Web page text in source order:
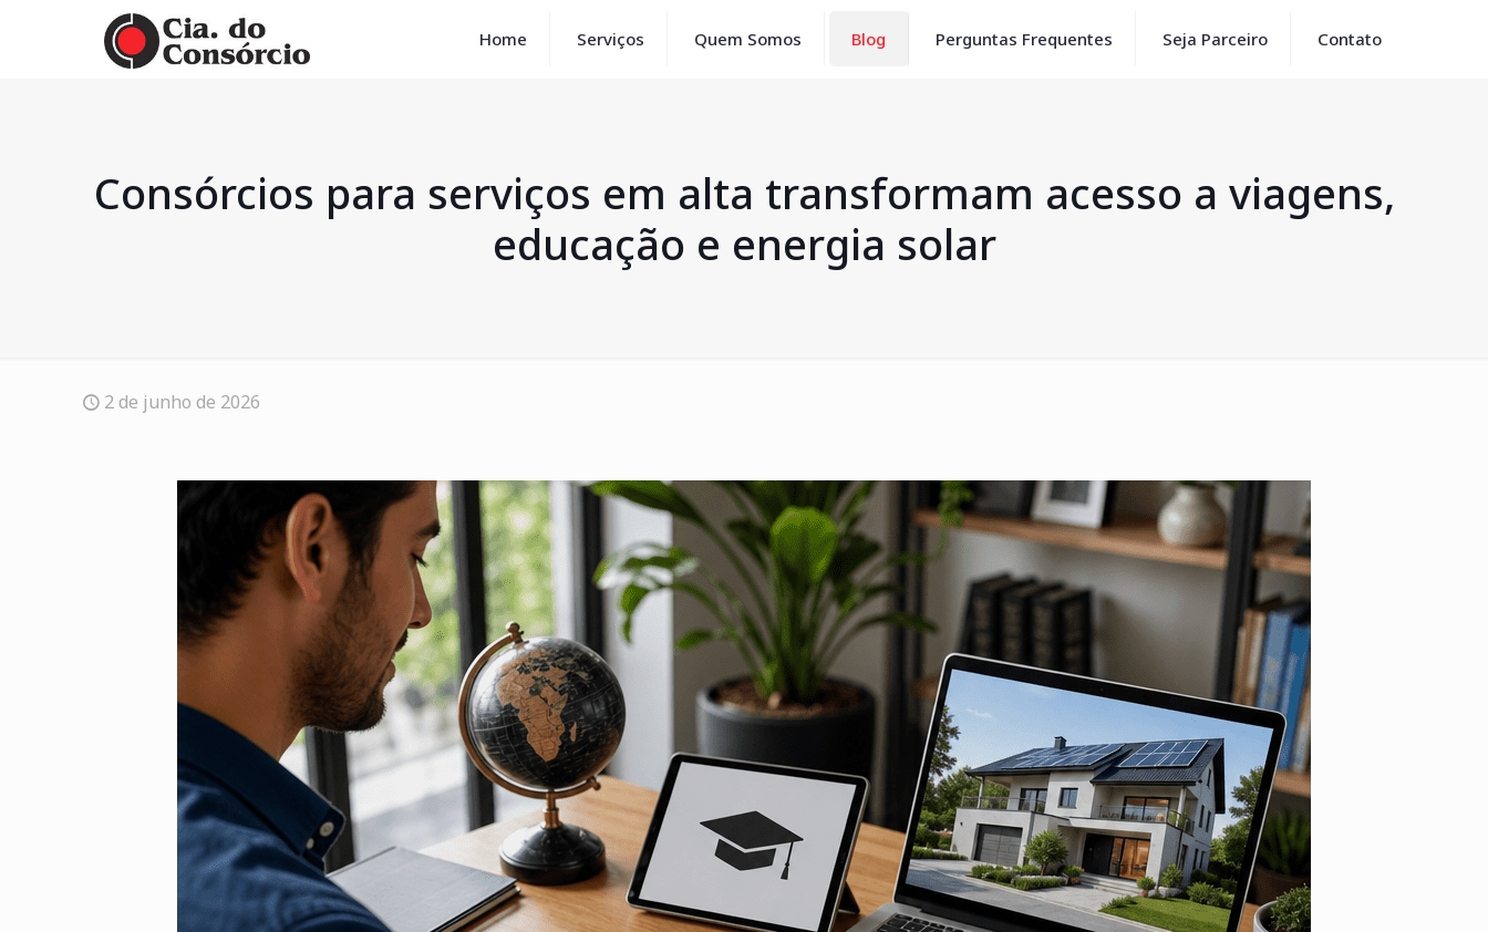
Home Serviços Quem Somos Blog Perguntas Frequentes Seja Parceiro Contato
Consórcios para serviços em alta transformam acesso a viagens,
educação e energia solar
2 de junho de 2026